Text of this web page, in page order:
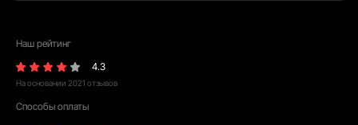
Наш рейтинг
4.3
На основании 2021 отзывов
Способы оплаты